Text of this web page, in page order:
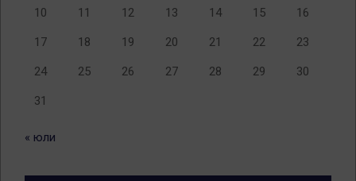
10 11 12 13 14 15 16
17 18 19 20 21 22 23
24 25 26 27 28 29 30
31
« юли